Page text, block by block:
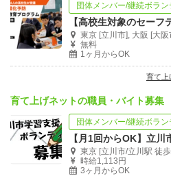
マネーコネクション®は、「教え
若者支援のNPO法人である育て
リア教育……
それは、「セーフティネット型
将来の自立について考える「き
に無業状態に陥ることを予防す
多様な大人とのかかわりを通し
団体メンバー/継続ボラン
東京 [立川市], 大阪 [大阪
無料
1ヶ月からOK
育て上
育て上げネットの職員・バイト募集
団体メンバー/継続ボラン
東京 [立川市/立川駅 徒
時給1,113円
3ヶ月からOK